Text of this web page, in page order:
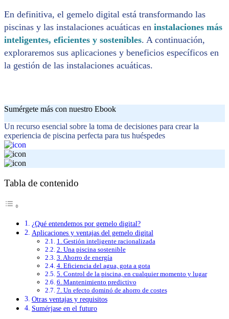
En definitiva, el gemelo digital está transformando las
piscinas y las instalaciones acuáticas en instalaciones más
inteligentes, eficientes y sostenibles. A continuación,
exploraremos sus aplicaciones y beneficios específicos en
la gestión de las instalaciones acuáticas.
Sumérgete más con nuestro Ebook
Un recurso esencial sobre la toma de decisiones para crear la
experiencia de piscina perfecta para tus huéspedes
Tabla de contenido
¿Qué entendemos por gemelo digital?
Aplicaciones y ventajas del gemelo digital
1. Gestión inteligente racionalizada
2. Una piscina sostenible
3. Ahorro de energía
4. Eficiencia del agua, gota a gota
5. Control de la piscina, en cualquier momento y lugar
6. Mantenimiento predictivo
7. Un efecto dominó de ahorro de costes
Otras ventajas y requisitos
Sumérjase en el futuro